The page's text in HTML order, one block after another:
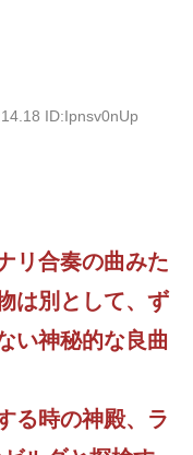
ID:Ipnsv0nUp
リ合奏の曲みた
は別として、ず
い神秘的な良曲
る時の神殿、ラ